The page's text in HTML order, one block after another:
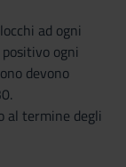
ad ogni
ogni
devono
al termine degli